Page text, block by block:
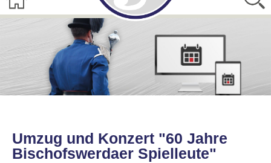
Umzug und Konzert "60 Jahre
Bischofswerdaer Spielleute"